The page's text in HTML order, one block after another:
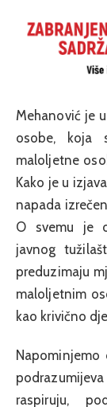
Mehanović je
osobe, koja
maloljetne
Kako je u
napada
O svemu je
javnog
preduzimaju
maloljetnim
kao krivično
raspiruju,